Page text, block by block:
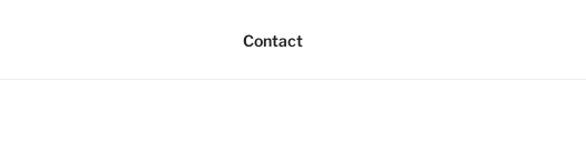
Contact